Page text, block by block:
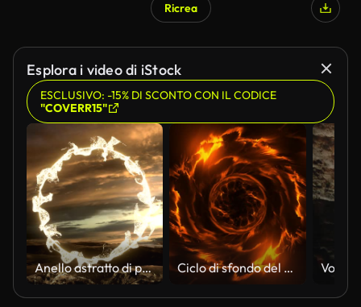
Ricrea
Esplora i video di iStock
ESCLUSIVO: -15% DI SCONTO CON IL CODICE
"COVERR15"
Anello astratto di particelle 4K in un ambiente naturale. Ciclo di sfondo del vortice del vortice della nebulosa di fuoco.